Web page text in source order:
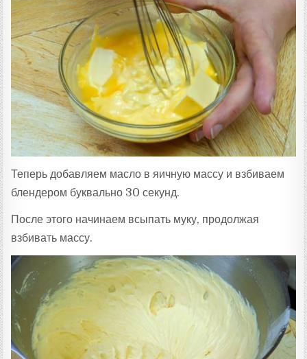
Теперь добавляем масло в яичную массу и взбиваем
блендером буквально 30 секунд.
После этого начинаем всыпать муку, продолжая
взбивать массу.